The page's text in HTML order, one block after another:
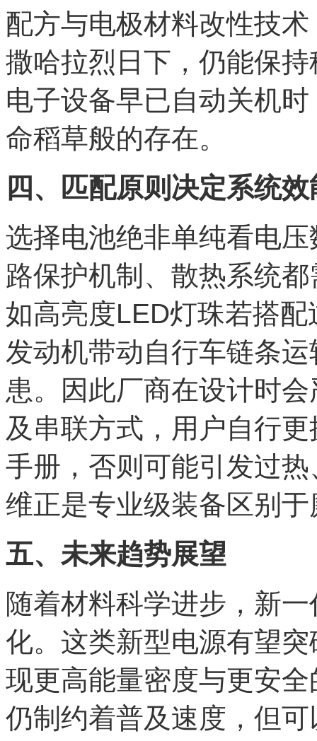
配方与电极材料改性技
撒哈拉烈日下，仍能保
电子设备早已自动关机
命稻草般的存在。
四、匹配原则决定系统效
选择电池绝非单纯看电
路保护机制、散热系统
如高亮度LED灯珠若搭
发动机带动自行车链条
患。因此厂商在设计时
及串联方式，用户自行
手册，否则可能引发过
维正是专业级装备区别
五、未来趋势展望
随着材料科学进步，新
化。这类新型电源有望
现更高能量密度与更安
仍制约着普及速度，但